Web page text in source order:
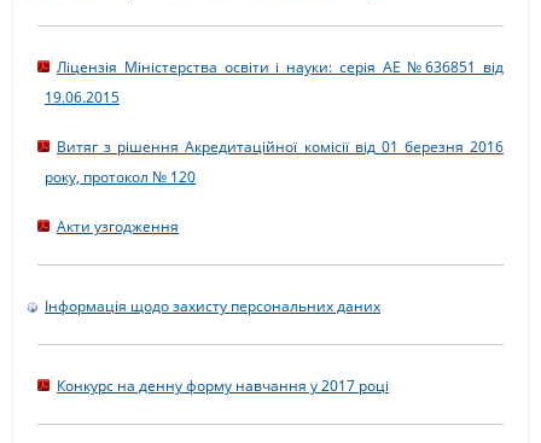
Ліцензія Міністерства освіти і науки: серія АЕ №636851 від
19.06.2015
Витяг з рішення Акредитаційної комісії від 01 березня 2016
року, протокол № 120
Акти узгодження
Інформація щодо захисту персональних даних
Конкурс на денну форму навчання у 2017 році